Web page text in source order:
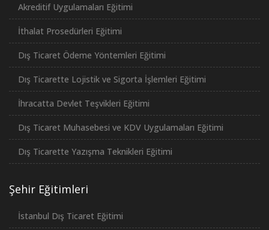
Akreditif Uygulamaları Eğitimi
İthalat Prosedürleri Eğitimi
Dış Ticaret Ödeme Yöntemleri Eğitimi
Dış Ticarette Lojistik ve Sigorta İşlemleri Eğitimi
İhracatta Devlet Teşvikleri Eğitimi
Dış Ticaret Muhasebesi ve KDV Uygulamaları Eğitimi
Dış Ticarette Yazışma Teknikleri Eğitimi
Şehir Eğitimleri
İstanbul Dış Ticaret Eğitimi